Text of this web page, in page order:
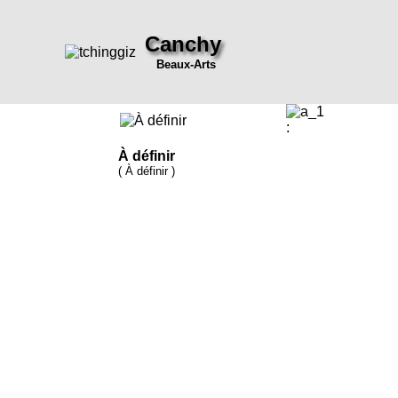
Canchy
Beaux-Arts
À définir
( À définir )
: